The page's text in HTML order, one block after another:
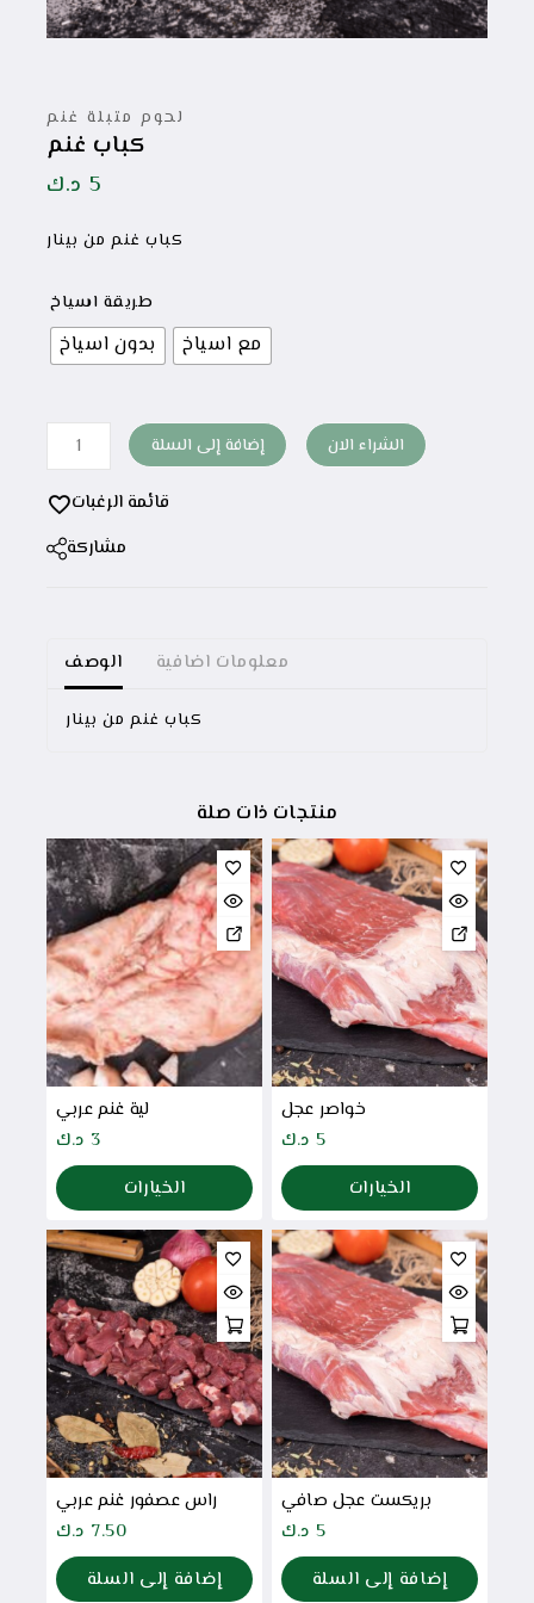
لحوم متبلة غنم
كباب غنم
5 د.ك
كباب غنم من بينار
طريقة اسياخ
بدون اسياخ مع اسياخ
إضافة إلى السلة الشراء الان
قائمة الرغبات
مشاركة
الوصف معلومات اضافية
كباب غنم من بينار
منتجات ذات صلة
لية غنم عربي
3 د.ك
الخيارات
خواصر عجل
5 د.ك
الخيارات
راس عصفور غنم عربي
7.50 د.ك
إضافة إلى السلة
بريكست عجل صافي
5 د.ك
إضافة إلى السلة